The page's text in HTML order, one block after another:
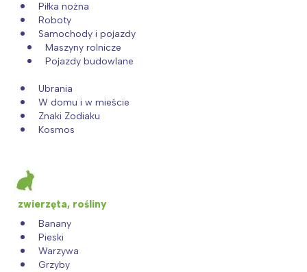
Piłka nożna
Roboty
Samochody i pojazdy
Maszyny rolnicze
Pojazdy budowlane
Ubrania
W domu i w mieście
Znaki Zodiaku
Kosmos
zwierzęta, rośliny
Banany
Pieski
Warzywa
Grzyby